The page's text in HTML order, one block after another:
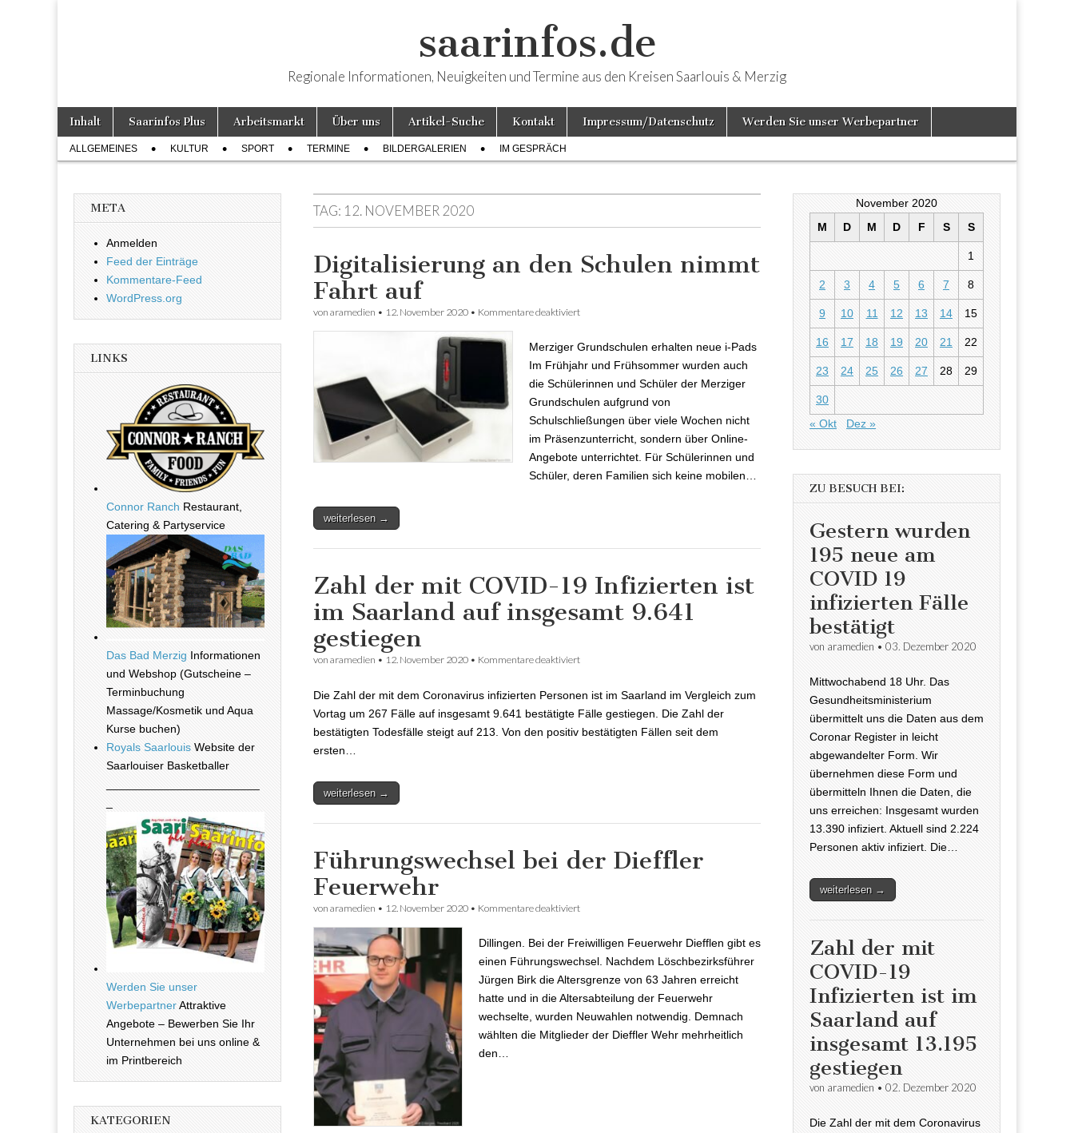
saarinfos.de
Regionale Informationen, Neuigkeiten und Termine aus den Kreisen Saarlouis & Merzig
Hauptmenü
Weiter zum Inhalt
Inhalt Saarinfos Plus Arbeitsmarkt Über uns Artikel-Suche Kontakt Impressum/Datenschutz Werden Sie unser Werbepartner
Untermenü
ALLGEMEINES KULTUR SPORT TERMINE BILDERGALERIEN IM GESPRÄCH
TAG: 12. NOVEMBER 2020
Digitalisierung an den Schulen nimmt
Fahrt auf
von aramedien • 12. November 2020 • Kommentare deaktiviert
Merziger Grundschulen erhalten neue i-Pads
Im Frühjahr und Frühsommer wurden auch
die Schülerinnen und Schüler der Merziger
Grundschulen aufgrund von
Schulschließungen über viele Wochen nicht
im Präsenzunterricht, sondern über Online-
Angebote unterrichtet. Für Schülerinnen und
Schüler, deren Familien sich keine mobilen…
weiterlesen →
Zahl der mit COVID-19 Infizierten ist
im Saarland auf insgesamt 9.641
gestiegen
von aramedien • 12. November 2020 • Kommentare deaktiviert
Die Zahl der mit dem Coronavirus infizierten Personen ist im Saarland im Vergleich zum
Vortag um 267 Fälle auf insgesamt 9.641 bestätigte Fälle gestiegen. Die Zahl der
bestätigten Todesfälle steigt auf 213. Von den positiv bestätigten Fällen seit dem
ersten…
weiterlesen →
Führungswechsel bei der Dieffler
Feuerwehr
von aramedien • 12. November 2020 • Kommentare deaktiviert
Dillingen. Bei der Freiwilligen Feuerwehr Diefflen gibt es
einen Führungswechsel. Nachdem Löschbezirksführer
Jürgen Birk die Altersgrenze von 63 Jahren erreicht
hatte und in die Altersabteilung der Feuerwehr
wechselte, wurden Neuwahlen notwendig. Demnach
wählten die Mitglieder der Dieffler Wehr mehrheitlich
den…
META
Anmelden
Feed der Einträge
Kommentare-Feed
WordPress.org
LINKS
Connor Ranch Restaurant,
Catering & Partyservice
Das Bad Merzig Informationen
und Webshop (Gutscheine –
Terminbuchung
Massage/Kosmetik und Aqua
Kurse buchen)
Royals Saarlouis Website der
Saarlouiser Basketballer
Werden Sie unser
WerbepartnerAttraktive
Angebote – Bewerben Sie Ihr
Unternehmen bei uns online &
im Printbereich
KATEGORIEN
November 2020
M
D M D F S S
1
2 3 4 5 6 7 8
9 10 11 12 13 14 15
16 17 18 19 20 21 22
23 24 25 26 27 28 29
30
« Okt
Dez »
ZU BESUCH BEI:
Gestern wurden
195 neue am
COVID 19
infizierten Fälle
bestätigt
von aramedien • 03. Dezember 2020
Mittwochabend 18 Uhr. Das
Gesundheitsministerium
übermittelt uns die Daten aus dem
Coronar Register in leicht
abgewandelter Form. Wir
übernehmen diese Form und
übermitteln Ihnen die Daten, die
uns erreichen: Insgesamt wurden
13.390 infiziert. Aktuell sind 2.224
Personen aktiv infiziert. Die…
weiterlesen →
Zahl der mit
COVID-19
Infizierten ist im
Saarland auf
insgesamt 13.195
gestiegen
von aramedien • 02. Dezember 2020
Die Zahl der mit dem Coronavirus